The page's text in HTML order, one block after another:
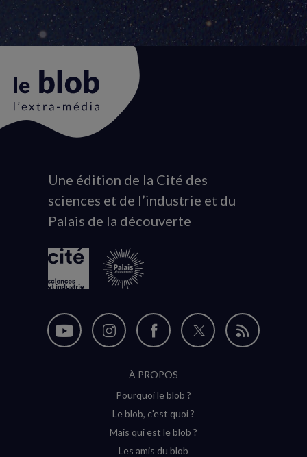
Animation
du
logo
Une édition de la Cité des
sciences et de l’industrie et du
Palais de la découverte
Nous
Nous
Instagram
(nouvelle
Nous
sur
Facebook
(nouvelle
Nous
Flux
À PROPOS
Pourquoi le blob ?
Le blob, c'est quoi ?
Mais qui est le blob ?
Les amis du blob